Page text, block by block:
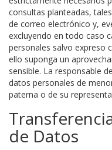
consultas planteadas,
de correo electrónico y,
excluyendo en todo caso
personales salvo expreso
ello suponga un
sensible. La responsable
datos personales de
paterna o de su
de Datos